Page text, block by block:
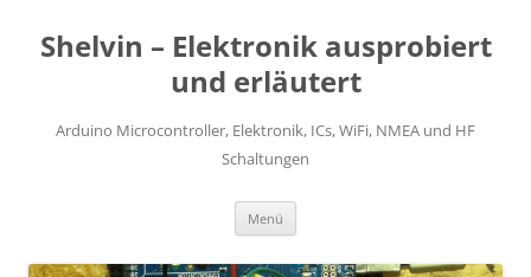
springen
Shelvin – Elektronik ausprobiert
und erläutert
Arduino Microcontroller, Elektronik, ICs, WiFi, NMEA und HF
Schaltungen
Menü